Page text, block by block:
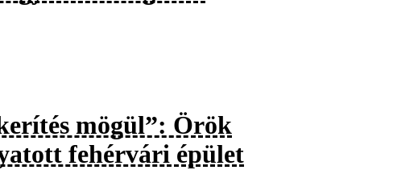
mögül”: Örök
fehérvári épület